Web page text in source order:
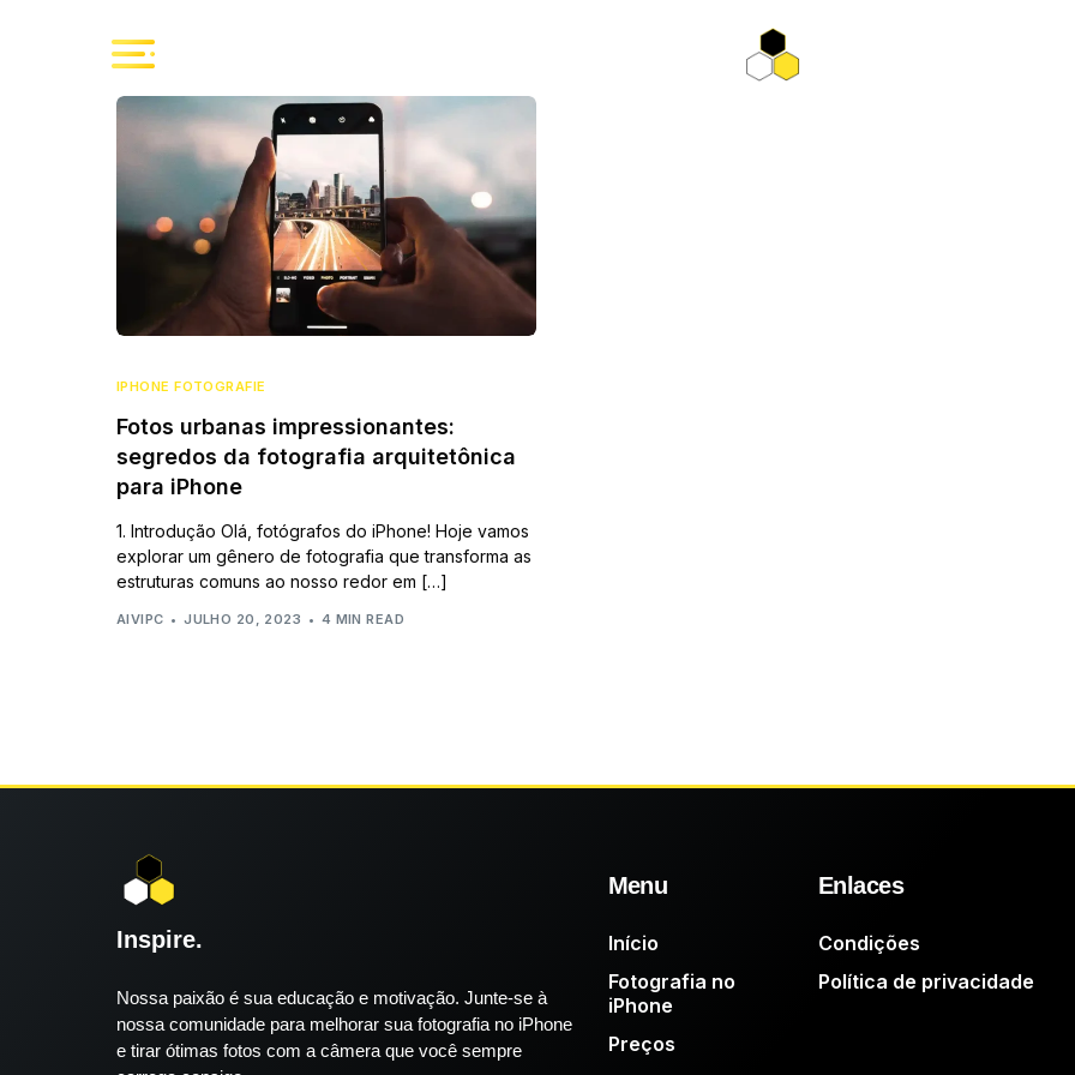
IPHONE FOTOGRAFIE
Fotos urbanas impressionantes:
segredos da fotografia arquitetônica
para iPhone
1. Introdução Olá, fotógrafos do iPhone! Hoje vamos
explorar um gênero de fotografia que transforma as
estruturas comuns ao nosso redor em […]
AIVIPC JULHO 20, 2023 4 MIN READ
Inspire.
Nossa paixão é sua educação e motivação. Junte-se à
nossa comunidade para melhorar sua fotografia no iPhone
e tirar ótimas fotos com a câmera que você sempre
Menu
Início
Fotografia no
iPhone
Preços
Enlaces
Condições
Política de privacidade